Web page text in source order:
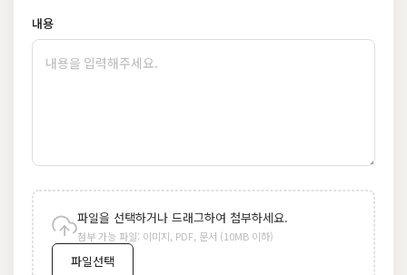
내용
파일을 선택하거나 드래그하여 첨부하세요.
첨부 가능 파일: 이미지, PDF, 문서 (10MB 이하)
파일선택